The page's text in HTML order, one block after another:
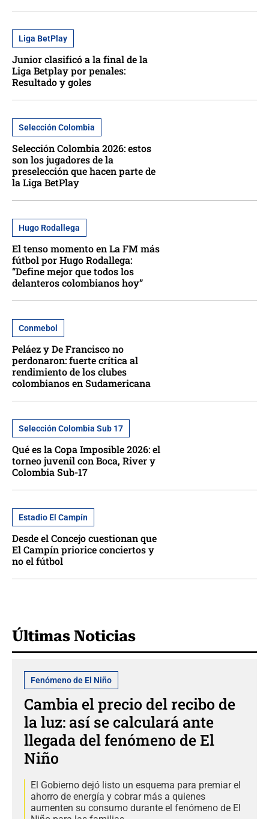
Liga BetPlay
Junior clasificó a la final de la
Liga Betplay por penales:
Resultado y goles
Selección Colombia
Selección Colombia 2026: estos
son los jugadores de la
preselección que hacen parte de
la Liga BetPlay
Hugo Rodallega
El tenso momento en La FM más
fútbol por Hugo Rodallega:
“Define mejor que todos los
delanteros colombianos hoy”
Conmebol
Peláez y De Francisco no
perdonaron: fuerte crítica al
rendimiento de los clubes
colombianos en Sudamericana
Selección Colombia Sub 17
Qué es la Copa Imposible 2026: el
torneo juvenil con Boca, River y
Colombia Sub-17
Estadio El Campín
Desde el Concejo cuestionan que
El Campín priorice conciertos y
no el fútbol
Últimas Noticias
Fenómeno de El Niño
Cambia el precio del recibo de
la luz: así se calculará ante
llegada del fenómeno de El
Niño
El Gobierno dejó listo un esquema para premiar el
ahorro de energía y cobrar más a quienes
aumenten su consumo durante el fenómeno de El